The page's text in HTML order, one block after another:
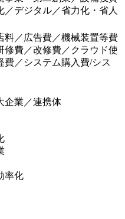
／デジタル／省力化・省人
料／広告費／機械装置等費
修費／改修費／クラウド使
費／システム購入費/シス
企業／連携体
率化